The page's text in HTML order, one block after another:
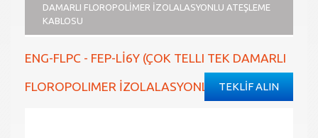
DAMARLI FLOROPOLİMER İZOLALASYONLU ATEŞLEME
KABLOSU
ENG-FLPC - FEP-Lİ6Y (ÇOK TELLI TEK DAMARLI
FLOROPOLIMER İZOLALASYONLU KABLO -90 /
TEKLİF ALIN